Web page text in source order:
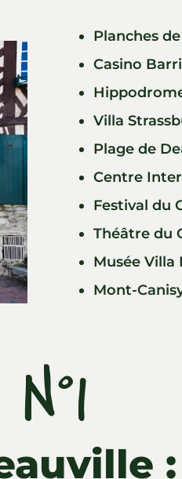
Planches
Casino
Villa
Plage de
Centre
Festival du
Théâtre du
Musée
Mont-
N°1